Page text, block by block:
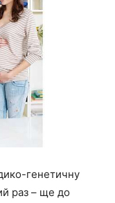
генетичну
раз – ще до